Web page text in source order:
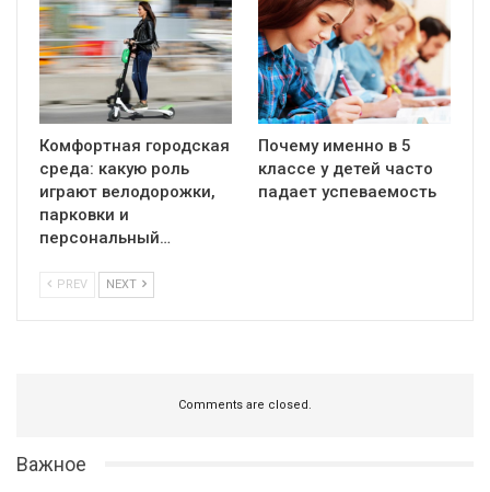
Комфортная городская
среда: какую роль
играют велодорожки,
парковки и
персональный…
Почему именно в 5
классе у детей часто
падает успеваемость
PREV NEXT
Comments are closed.
Важное